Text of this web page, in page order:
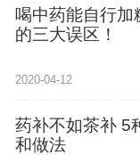
喝中药能自行加
的三大误区！
2020-04-12
药补不如茶补 5
和做法